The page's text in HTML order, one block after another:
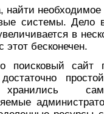
найти
системы.
в
этот бесконечен.
поисковый сайт